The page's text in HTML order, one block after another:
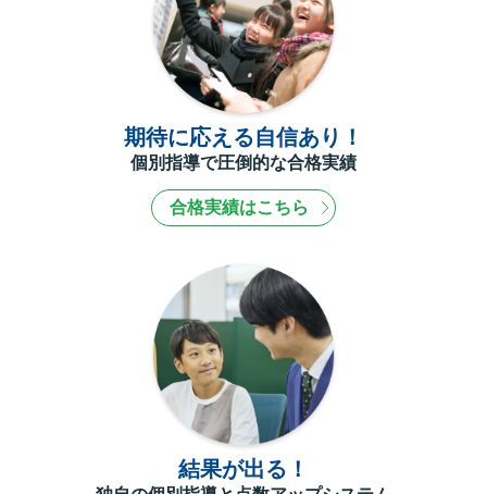
期待に応える自信あり！
個別指導で圧倒的な合格実績
合格実績はこちら
結果が出る！